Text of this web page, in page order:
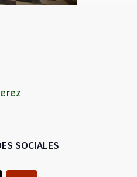
SOCIALES